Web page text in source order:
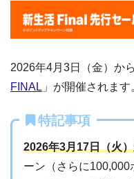
2026年4月3日（金）か
FINAL 」が開催されます
特記事項
2026年3月17日（火
ーン（さらに100,000